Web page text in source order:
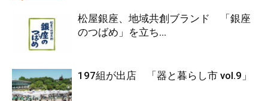
松屋銀座、地域共創ブランド 「銀座
のつばめ」を立ち...
197組が出店 「器と暮らし市 vol.9」